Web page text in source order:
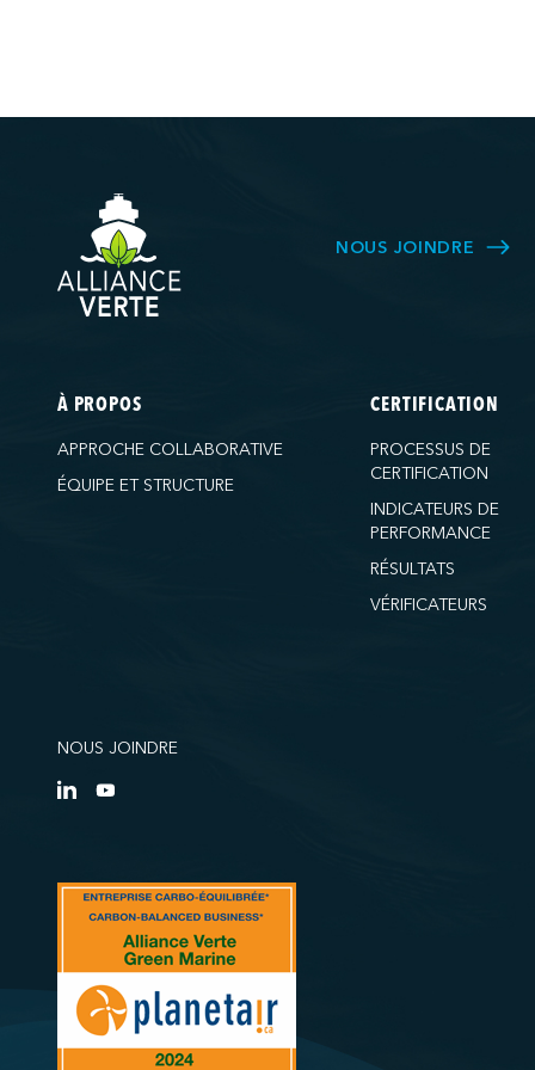
NOUS JOINDRE
À PROPOS
APPROCHE COLLABORATIVE
ÉQUIPE ET STRUCTURE
CERTIFICATION
PROCESSUS DE
CERTIFICATION
INDICATEURS DE
PERFORMANCE
RÉSULTATS
VÉRIFICATEURS
NOUS JOINDRE